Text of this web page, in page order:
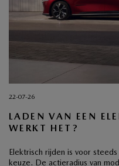
22-07-26
LADEN VAN EEN
WERKT HET?
Elektrisch rijden is voor
keuze. De actieradius van